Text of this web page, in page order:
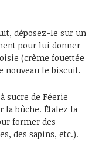
déposez-le sur un
pour lui donner
(crème fouettée
nouveau le biscuit.
sucre de Féerie
la bûche. Étalez la
former des
des sapins, etc.).